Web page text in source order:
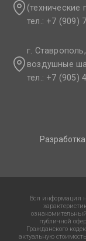
(технические
тел.: +7 (909)
г.
воздушные
тел.: +7 (905)
Вся информация
публичной
Гражданского
актуальную